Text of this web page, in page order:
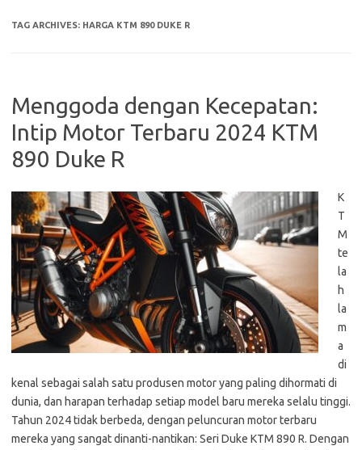
TAG ARCHIVES: HARGA KTM 890 DUKE R
Menggoda dengan Kecepatan:
Intip Motor Terbaru 2024 KTM
890 Duke R
K
T
M
te
la
h
la
m
a
di
kenal sebagai salah satu produsen motor yang paling dihormati di
dunia, dan harapan terhadap setiap model baru mereka selalu tinggi.
Tahun 2024 tidak berbeda, dengan peluncuran motor terbaru
mereka yang sangat dinanti-nantikan: Seri Duke KTM 890 R. Dengan